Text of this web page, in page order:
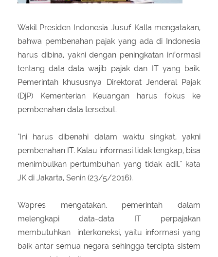
Wakil Presiden Indonesia Jusuf Kalla mengatakan,
bahwa pembenahan pajak yang ada di Indonesia
harus dibina, yakni dengan peningkatan informasi
tentang data-data wajib pajak dan IT yang baik.
Pemerintah khususnya Direktorat Jenderal Pajak
(DjP) Kementerian Keuangan harus fokus ke
pembenahan data tersebut.
"Ini harus dibenahi dalam waktu singkat, yakni
pembenahan IT. Kalau informasi tidak lengkap, bisa
menimbulkan pertumbuhan yang tidak adil," kata
JK di Jakarta, Senin (23/5/2016).
Wapres mengatakan, pemerintah dalam
melengkapi data-data IT perpajakan
membutuhkan interkoneksi, yaitu informasi yang
baik antar semua negara sehingga tercipta sistem